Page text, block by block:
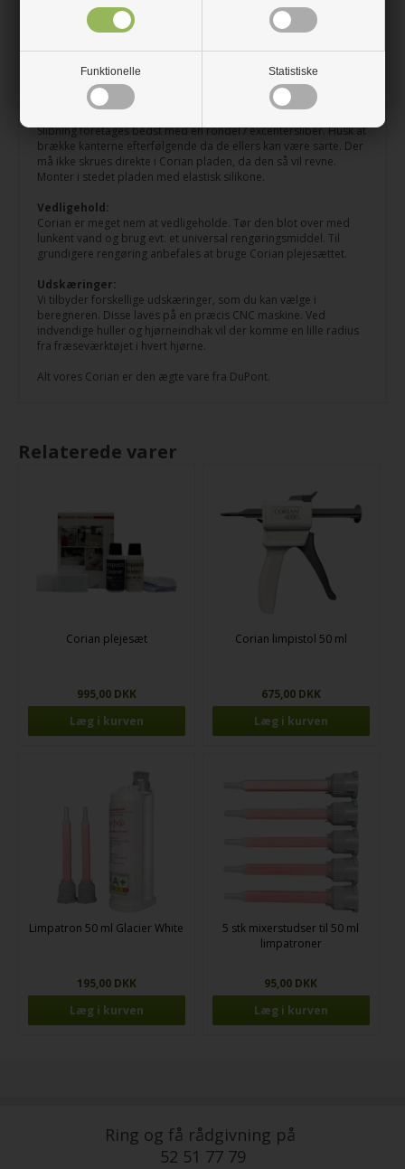
Funktionelle Statistiske
for at slibe pladen grundigt, og afslut med korn 400. Man kan
godt ridse Corian plader, men fordelen er, at de kan slibes op
Forarbejdning:
Det er muligt selv at forarbejde og tilskære Corian plader. Brug
fintandede klinger og hårdtmetal værktøj. Vi anbefaler at
Slibning foretages bedst med en rondel / excentersliber. Husk at
brække kanterne efterfølgende da de ellers kan være sarte. Der
må ikke skrues direkte i Corian pladen, da den så vil revne.
Monter i stedet pladen med elastisk silikone.
Vedligehold:
Corian er meget nem at vedligeholde. Tør den blot over med
lunkent vand og brug evt. et universal rengøringsmiddel. Til
grundigere rengøring anbefales at bruge Corian plejesættet.
Udskæringer:
Vi tilbyder forskellige udskæringer, som du kan vælge i
beregneren. Disse laves på en præcis CNC maskine. Ved
indvendige huller og hjørneindhak vil der komme en lille radius
fra fræseværktøjet i hvert hjørne.
Alt vores Corian er den ægte vare fra DuPont.
Relaterede varer
Corian plejesæt
995,00 DKK
Corian limpistol 50 ml
675,00 DKK
Limpatron 50 ml Glacier White
195,00 DKK
5 stk mixerstudser til 50 ml
limpatroner
95,00 DKK
Ring og få rådgivning på
52 51 77 79